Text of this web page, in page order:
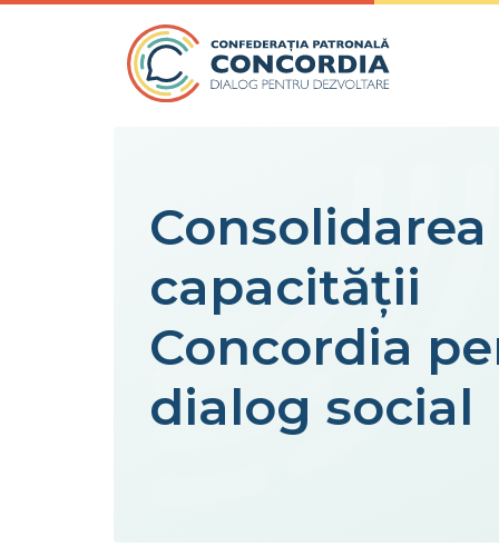
Consolidarea
capacității
Concordia
dialog social